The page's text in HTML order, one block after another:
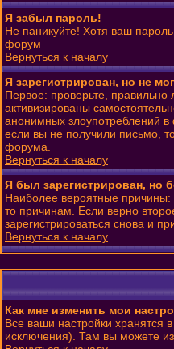
Я забыл пароль!
Не паникуйте! Хотя ваш
форум
Вернуться к началу
Я зарегистрирован, но не
Первое: проверьте,
активизированы
анонимных злоупотреблений в
если вы не получили письмо,
форума.
Вернуться к началу
Я был зарегистрирован, но
Наиболее вероятные причины:
то причинам. Если верно
зарегистрироваться снова и
Вернуться к началу
Как мне изменить мои
Все ваши настройки хранятся
исключения). Там вы можете